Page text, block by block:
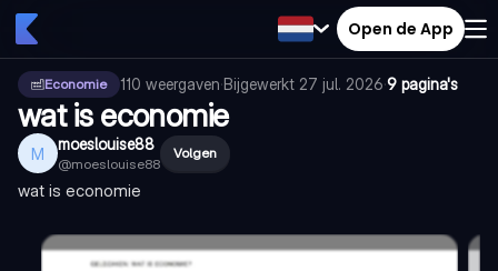
Open de App
Economie 110 weergaven·Bijgewerkt 27 jul. 2026·9 pagina's
wat is economie
M moeslouise88
@moeslouise88
Volgen
wat is economie